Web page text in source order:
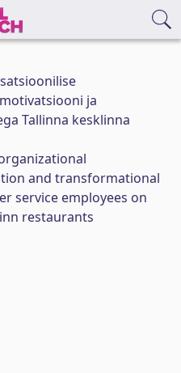
ja
Tallinna kesklinna
and transformational
service employees on
restaurants